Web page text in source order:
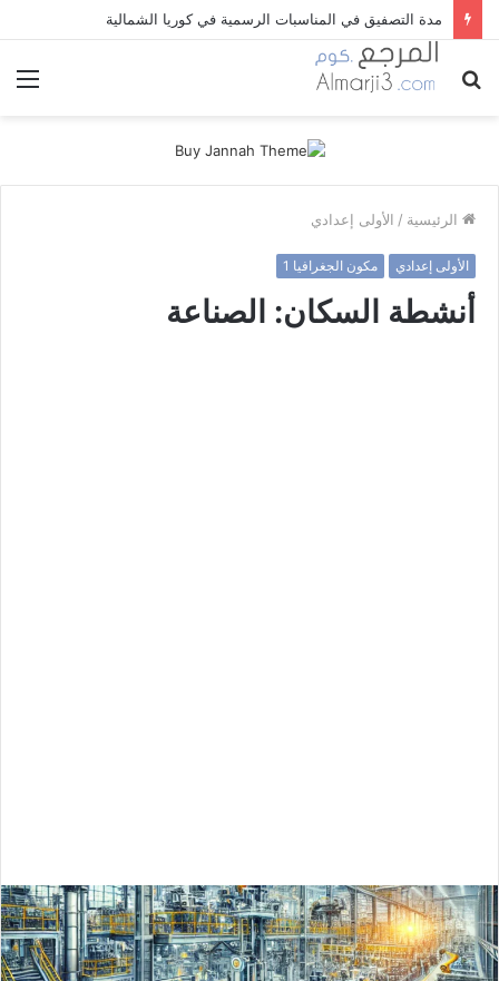
العصور التاريخية و أهم التحولات التي اعتمدت في تقسيمها
بحث
الرئيسية / الأولى إعدادي
الأولى إعدادي مكون الجغرافيا 1
أنشطة السكان: الصناعة